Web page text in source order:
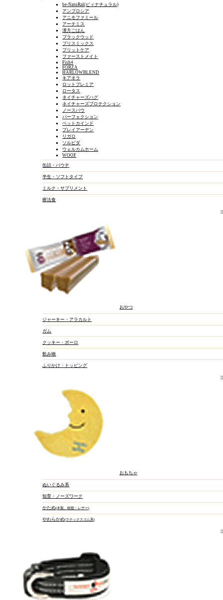
be-NatuRal(ビィナチュラル)
アンブロシア
アニモファミール
アーテミス
漢方ごはん
ブラックウッド
ブリスミックス
ブリットケア
ファーストメイト
Fish4
FORZA
HARLOWBLEND
キアオラ
ロットプレミア
ロータス
ネイチャーズハグ
ネイチャーズプロテクション
ノースパウ
パーフェクション
ペットカインド
プレイアーデン
リガロ
ソルビダ
ウェルカムホーム
WOOF
缶詰・パウチ
半生・ソフトタイプ
ミルク・サプリメント
療法食
おやつ
ジャーキー・アラカルト
ガム
クッキー・ボーロ
飲み物
ふりかけ・トッピング
おもちゃ
ぬいぐるみ系
知育・ノーズワーク
かため 木製、樹脂・レザー
やわらかめ ラテックスゴム系
メディダイ